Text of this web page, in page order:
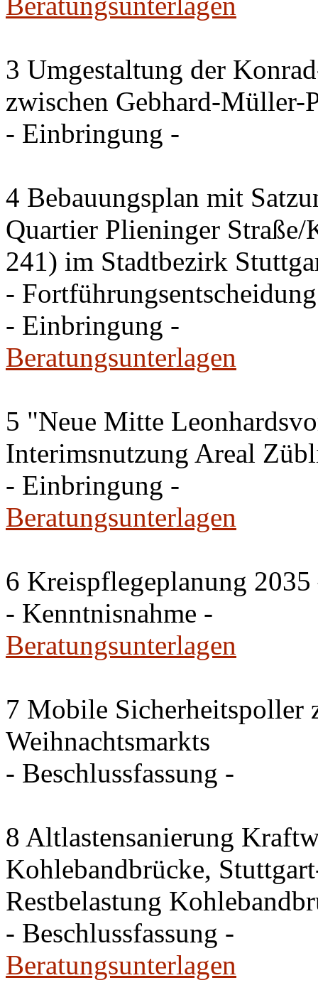
3 Umgestaltung der
zwischen Gebhard-Müller-
- Einbringung -
4 Bebauungsplan mit
Quartier Plieninger
241) im Stadtbezirk
- Fortführungsentscheidung
- Einbringung -
Beratungsunterlagen
5 "Neue Mitte
Interimsnutzung Areal
- Einbringung -
Beratungsunterlagen
6 Kreispflegeplanung
- Kenntnisnahme -
Beratungsunterlagen
7 Mobile Sicherheitspoller
Weihnachtsmarkts
- Beschlussfassung -
8 Altlastensanierung
Kohlebandbrücke,
Restbelastung
- Beschlussfassung -
Beratungsunterlagen